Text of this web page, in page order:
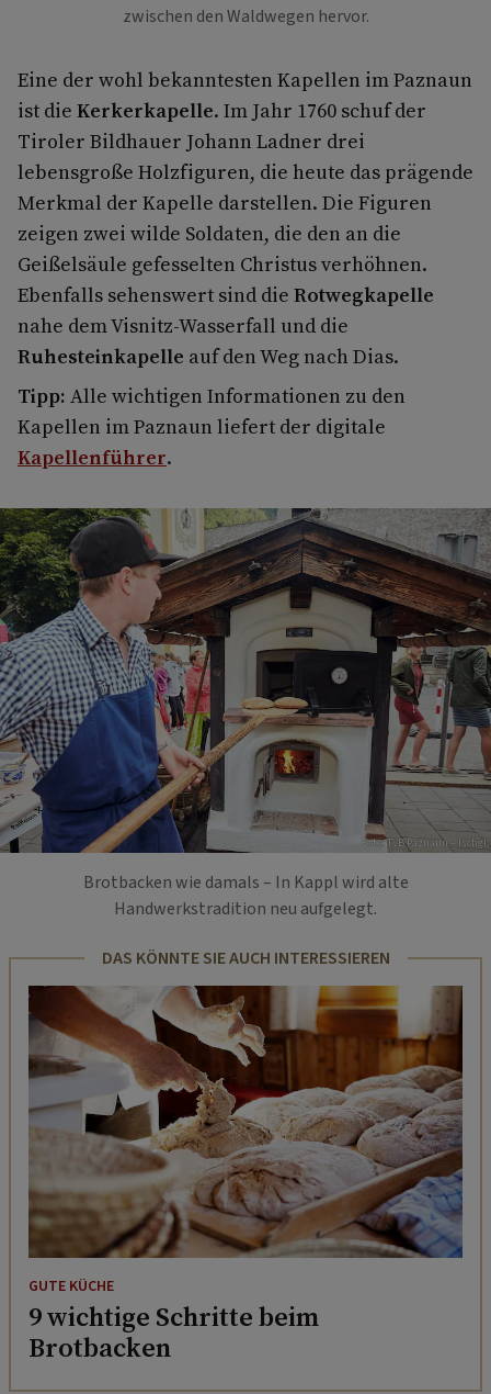
zwischen den Waldwegen hervor.
Eine der wohl bekanntesten Kapellen im Paznaun
ist die Kerkerkapelle. Im Jahr 1760 schuf der
Tiroler Bildhauer Johann Ladner drei
lebensgroße Holzfiguren, die heute das prägende
Merkmal der Kapelle darstellen. Die Figuren
zeigen zwei wilde Soldaten, die den an die
Geißelsäule gefesselten Christus verhöhnen.
Ebenfalls sehenswert sind die Rotwegkapelle
nahe dem Visnitz-Wasserfall und die
Ruhesteinkapelle auf den Weg nach Dias.
Tipp: Alle wichtigen Informationen zu den
Kapellen im Paznaun liefert der digitale
Kapellenführer.
Foto: TVB Paznaun – Ischgl
Brotbacken wie damals – In Kappl wird alte
Handwerkstradition neu aufgelegt.
DAS KÖNNTE SIE AUCH INTERESSIEREN
GUTE KÜCHE
9 wichtige Schritte beim
Brotbacken